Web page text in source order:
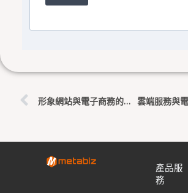
形象網站與電子商務的力量：PIVOD的英語學習與餐旅業經歷
產品服
務